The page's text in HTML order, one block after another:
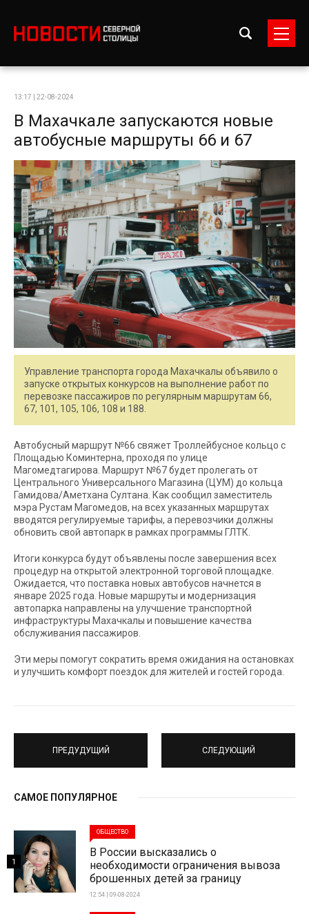
13:17 | 22-08-2024
В Махачкале запускаются новые
автобусные маршруты 66 и 67
Управление транспорта города Махачкалы объявило о
запуске открытых конкурсов на выполнение работ по
перевозке пассажиров по регулярным маршрутам 66,
67, 101, 105, 106, 108 и 188.
Автобусный маршрут №66 свяжет Троллейбусное кольцо с
Площадью Коминтерна, проходя по улице
Магомедтагирова. Маршрут №67 будет пролегать от
Центрального Универсального Магазина (ЦУМ) до кольца
Гамидова/Аметхана Султана. Как сообщил заместитель
мэра Рустам Магомедов, на всех указанных маршрутах
вводятся регулируемые тарифы, а перевозчики должны
обновить свой автопарк в рамках программы ГЛТК.
Итоги конкурса будут объявлены после завершения всех
процедур на открытой электронной торговой площадке.
Ожидается, что поставка новых автобусов начнется в
январе 2025 года. Новые маршруты и модернизация
автопарка направлены на улучшение транспортной
инфраструктуры Махачкалы и повышение качества
обслуживания пассажиров.
Эти меры помогут сократить время ожидания на остановках
и улучшить комфорт поездок для жителей и гостей города.
ПРЕДУДУЩИЙ СЛЕДУЮЩИЙ
САМОЕ ПОПУЛЯРНОЕ
ОБЩЕСТВО
В России высказались о
необходимости ограничения вывоза
брошенных детей за границу
12:54 | 09-08-2024
1